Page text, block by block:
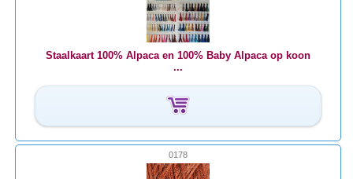
Staalkaart 100% Alpaca en 100% Baby Alpaca op koon
...
0178